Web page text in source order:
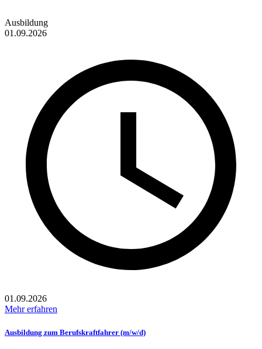
Ausbildung
01.09.2026
01.09.2026
Mehr erfahren
Ausbildung zum Berufskraftfahrer (m/w/d)